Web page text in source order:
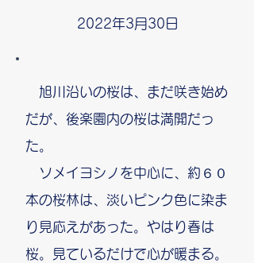
2022年3月30日
旭川沿いの桜は、まだ咲き始め
だが、後楽園内の桜は満開だっ
た。
ソメイヨシノを中心に、約６０
本の桜林は、淡いピンク色に染ま
り見応えがあった。やはり春は
桜。見ているだけで心が暖まる。